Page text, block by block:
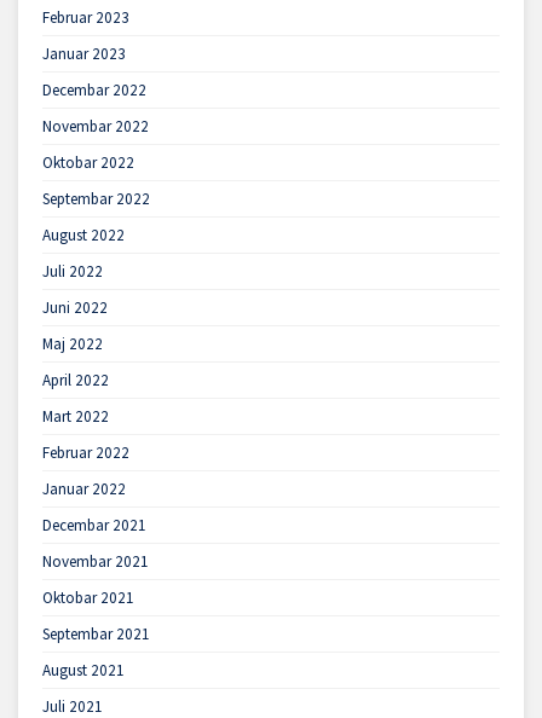
Februar 2023
Januar 2023
Decembar 2022
Novembar 2022
Oktobar 2022
Septembar 2022
August 2022
Juli 2022
Juni 2022
Maj 2022
April 2022
Mart 2022
Februar 2022
Januar 2022
Decembar 2021
Novembar 2021
Oktobar 2021
Septembar 2021
August 2021
Juli 2021